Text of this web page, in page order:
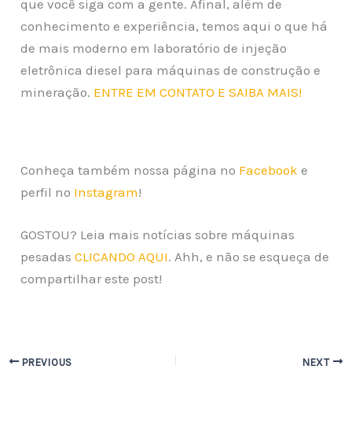
que você siga com a gente. Afinal, além de
conhecimento e experiência, temos aqui o que há
de mais moderno em laboratório de injeção
eletrônica diesel para máquinas de construção e
mineração. ENTRE EM CONTATO E SAIBA MAIS!
Conheça também nossa página no Facebook e
perfil no Instagram!
GOSTOU? Leia mais notícias sobre máquinas
pesadasCLICANDO AQUI. Ahh, e não se esqueça de
compartilhar este post!
PREVIOUS NEXT